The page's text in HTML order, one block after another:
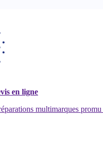
en ligne
multimarques